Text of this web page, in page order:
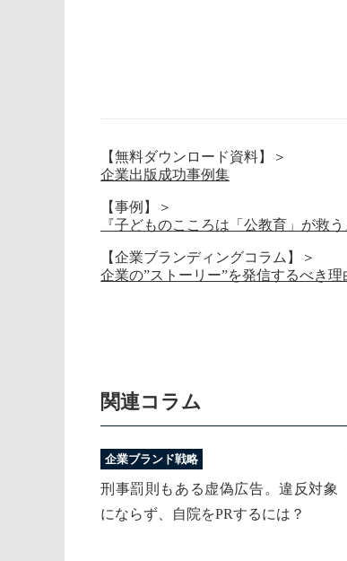
【無料ダウンロード資料】＞
企業出版成功事例集
【事例】＞
『子どものこころは「公教育」が救う
【企業ブランディングコラム】＞
企業の”ストーリー”を発信するべき理
関連コラム
企業ブランド戦略
刑事罰則もある虚偽広告。違反対象
にならず、自院をPRするには？